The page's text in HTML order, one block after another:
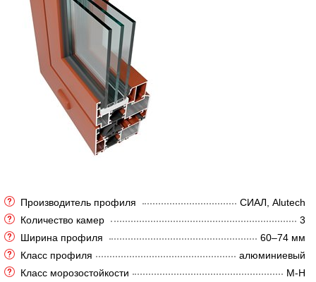
Производитель профиля
СИАЛ, Alutech
Количество камер
3
Ширина профиля
60–74 мм
Класс профиля
алюминиевый
Класс морозостойкости
М-Н